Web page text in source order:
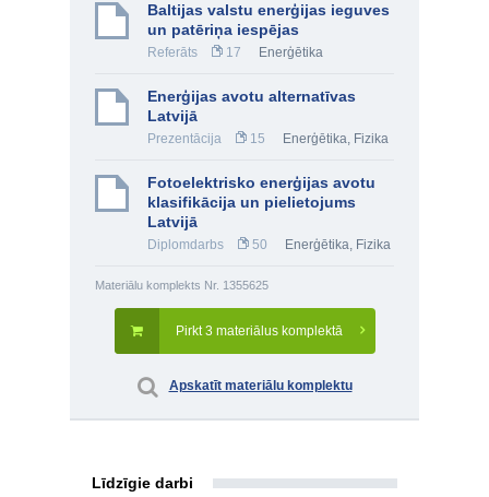
Baltijas valstu enerģijas ieguves
un patēriņa iespējas
Referāts 17 Enerģētika
Enerģijas avotu alternatīvas
Latvijā
Prezentācija 15 Enerģētika, Fizika
Fotoelektrisko enerģijas avotu
klasifikācija un pielietojums
Latvijā
Diplomdarbs 50 Enerģētika, Fizika
Materiālu komplekts Nr. 1355625
Pirkt 3 materiālus komplektā
Apskatīt materiālu komplektu
Līdzīgie darbi